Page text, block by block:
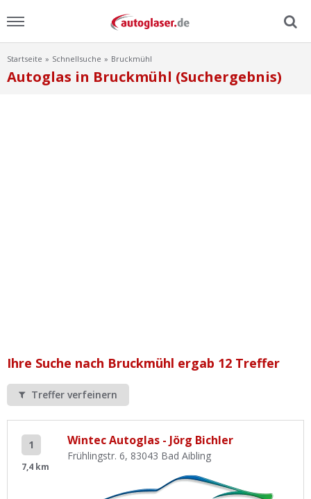
Menu
Werkstatt Login
Startseite Schnellsuche Bruckmühl
Autoglas in Bruckmühl (Suchergebnis)
Ihre Suche nach Bruckmühl ergab 12 Treffer
Treffer verfeinern
1
7,4 km
Wintec Autoglas - Jörg Bichler
Frühlingstr. 6, 83043 Bad Aibling